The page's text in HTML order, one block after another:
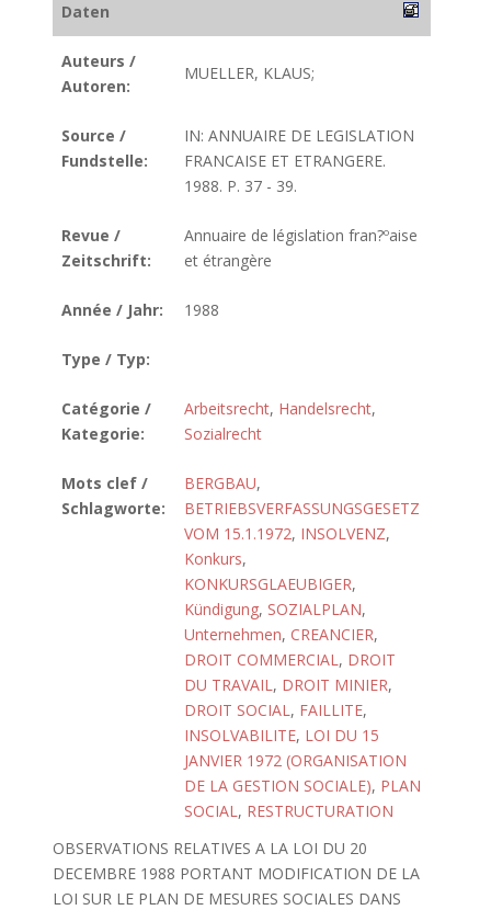
Daten
Auteurs /
Autoren:
MUELLER, KLAUS;
Source /
Fundstelle:
IN: ANNUAIRE DE LEGISLATION
FRANCAISE ET ETRANGERE.
1988. P. 37 - 39.
Revue /
Zeitschrift:
Annuaire de législation fran?ºaise
et étrangère
Année / Jahr: 1988
Type / Typ:
Catégorie /
Kategorie:
Arbeitsrecht, Handelsrecht,
Sozialrecht
Mots clef /
Schlagworte:
BERGBAU,
BETRIEBSVERFASSUNGSGESETZ
VOM 15.1.1972, INSOLVENZ,
Konkurs,
KONKURSGLAEUBIGER,
Kündigung, SOZIALPLAN,
Unternehmen, CREANCIER,
DROIT COMMERCIAL, DROIT
DU TRAVAIL, DROIT MINIER,
DROIT SOCIAL, FAILLITE,
INSOLVABILITE, LOI DU 15
JANVIER 1972 (ORGANISATION
DE LA GESTION SOCIALE), PLAN
SOCIAL, RESTRUCTURATION
OBSERVATIONS RELATIVES A LA LOI DU 20
DECEMBRE 1988 PORTANT MODIFICATION DE LA
LOI SUR LE PLAN DE MESURES SOCIALES DANS